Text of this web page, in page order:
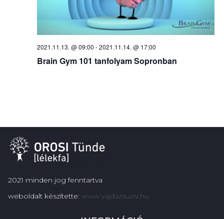
2021.11.13. @ 09:00 -2021.11.14. @ 17:00
Brain Gym 101 tanfolyam Sopronban
2021 minden jog fenntartva
weboldalt készítette: www.vajdazsuzsi.hu